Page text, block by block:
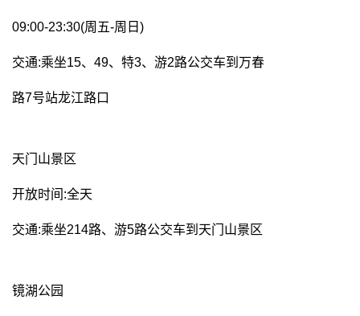
09:00-23:30(周五-周日)
交通:乘坐15、49、特3、游2路公交车到万春
路7号站龙江路口
天门山景区
开放时间:全天
交通:乘坐214路、游5路公交车到天门山景区
镜湖公园